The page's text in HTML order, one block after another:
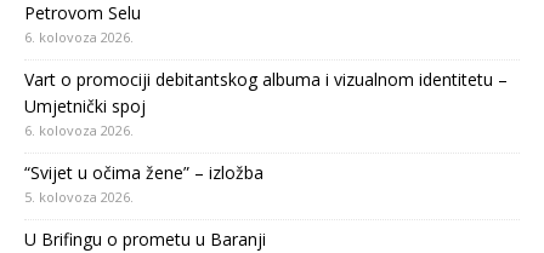
Petrovom Selu
6. kolovoza 2026.
Vart o promociji debitantskog albuma i vizualnom identitetu –
Umjetnički spoj
6. kolovoza 2026.
“Svijet u očima žene” – izložba
5. kolovoza 2026.
U Brifingu o prometu u Baranji